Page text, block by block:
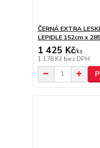
ČERNÁ EXTRA
LEPIDLE 152cm x
1 425 Kč/ks
1 178 Kč bez DPH